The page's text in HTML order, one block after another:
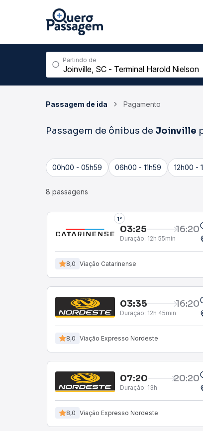
Partindo de
Passagem de ida Pagamento
Passagem de ônibus de Joinville
00h00 - 05h59 06h00 - 11h59 12h00 -
8 passagens
1°
03:25 16:20
Duração: 12h 55min
8,0 Viação Catarinense
03:35 16:20
Duração: 12h 45min
8,0 Viação Expresso Nordeste
07:20 20:20
Duração: 13h
8,0 Viação Expresso Nordeste